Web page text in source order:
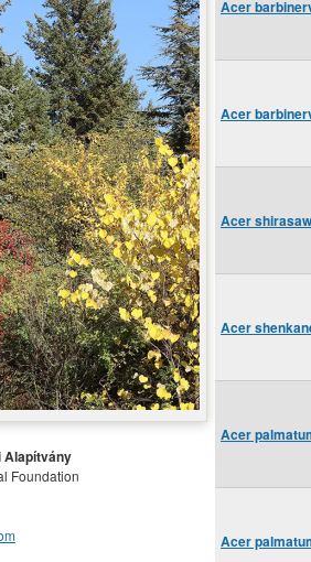
Acer
Acer
Acer
Acer
Acer
Acer
Alapítvány
Foundation